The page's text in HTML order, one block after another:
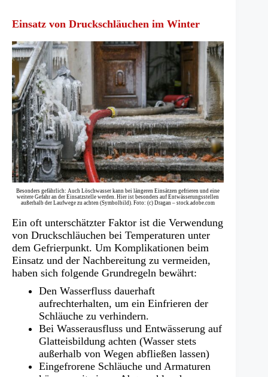
Einsatz von Druckschläuchen im Winter
Besonders gefährlich: Auch Löschwasser kann bei längeren Einsätzen gefrieren und eine
weitere Gefahr an der Einsatzstelle werden. Hier ist besonders auf Entwässerungsstellen
außerhalb der Laufwege zu achten (Symbolbild). Foto: (c) Dragan – stock.adobe.com
Ein oft unterschätzter Faktor ist die Verwendung
von Druckschläuchen bei Temperaturen unter
dem Gefrierpunkt. Um Komplikationen beim
Einsatz und der Nachbereitung zu vermeiden,
haben sich folgende Grundregeln bewährt:
Den Wasserfluss dauerhaft
aufrechterhalten, um ein Einfrieren der
Schläuche zu verhindern.
Bei Wasserausfluss und Entwässerung auf
Glatteisbildung achten (Wasser stets
außerhalb von Wegen abfließen lassen)
Eingefrorene Schläuche und Armaturen